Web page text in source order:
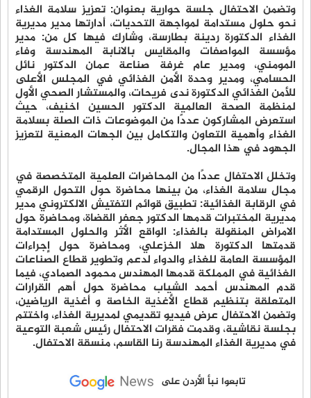
وتضمن الاحتفال جلسة حوارية بعنوان: تعزيز سلامة الغذاء
نحو حلول مستدامة لمواجهة التحديات، أدارتها مدير مديرية
الغذاء الدكتورة ردينة بطارسة، وشارك فيها كل من: مدير
مؤسسة المواصفات والمقايس بالانابة المهندسة وفاء
المومني، ومدير عام غرفة صناعة عمان الدكتور نائل
الحسامي، ومدير وحدة الأمن الغذائي في المجلس الأعلى
للأمن الغذائي الدكتورة ندى فريحات، والمستشار الصحي الأول
لمنظمة الصحة العالمية الدكتور الحسين اخنيف، حيث
استعرض المشاركون عددًا من الموضوعات ذات الصلة بسلامة
الغذاء وأهمية التعاون والتكامل بين الجهات المعنية لتعزيز
الجهود في هذا المجال.
وتخلل الاحتفال عددًا من المحاضرات العلمية المتخصصة في
مجال سلامة الغذاء، من بينها محاضرة حول التحول الرقمي
في الرقابة الغذائية: تطبيق قوائم التفتيش الالكتروني مدير
مديرية المختبرات قدمها الدكتور جعفر القضاة، ومحاضرة حول
الامراض المنقولة بالغذاء: الواقع الأثر والحلول المستدامة
قدمتها الدكتورة هلا الخزعلي، ومحاضرة حول إجراءات
المؤسسة العامة للغذاء والدواء لدعم وتطوير قطاع الصناعات
الغذائية في المملكة قدمها المهندس محمود الصمادي، فيما
قدم المهندس أحمد الشياب محاضرة حول أهم القرارات
المتعلقة بتنظيم قطاع الأغذية الخاصة و أغذية الرياضين،
وتضمن الاحتفال عرض فيديو تقديمي لمديرية الغذاء، واختتم
بجلسة نقاشية، وقدمت فقرات الاحتفال رئيس شعبة التوعية
في مديرية الغذاء المهندسة رنا القاسم، منسقة الاحتفال.
تابعوا نبأ الأردن على